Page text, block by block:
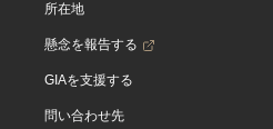
所在地
懸念を報告する
GIAを支援する
問い合わせ先